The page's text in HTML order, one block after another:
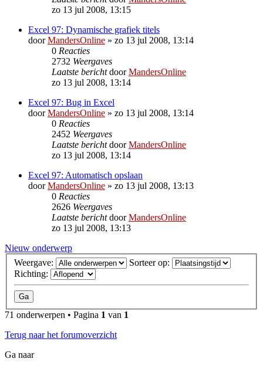
zo 13 jul 2008, 13:15
Excel 97: Dynamische grafiek titels
doorMandersOnline » zo 13 jul 2008, 13:14
0 Reacties
2732 Weergaves
Laatste berichtdoorMandersOnline
zo 13 jul 2008, 13:14
Excel 97: Bug in Excel
doorMandersOnline » zo 13 jul 2008, 13:14
0 Reacties
2452 Weergaves
Laatste berichtdoorMandersOnline
zo 13 jul 2008, 13:14
Excel 97: Automatisch opslaan
doorMandersOnline » zo 13 jul 2008, 13:13
0 Reacties
2626 Weergaves
Laatste berichtdoorMandersOnline
zo 13 jul 2008, 13:13
Nieuw onderwerp
Weergave:
Sorteer op:
Richting:
71 onderwerpen • Pagina 1 van 1
Terug naar het forumoverzicht
Ga naar